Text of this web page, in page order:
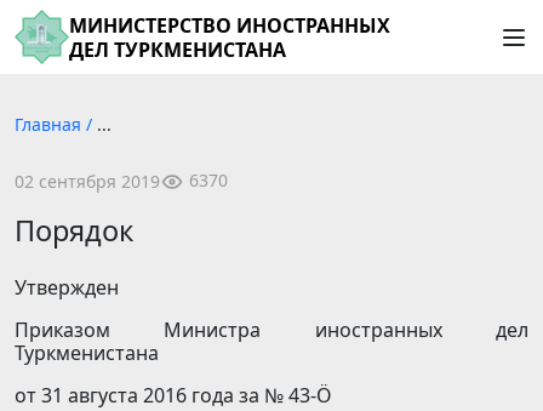
МИНИСТЕРСТВО ИНОСТРАННЫХ
ДЕЛ ТУРКМЕНИСТАНА
Главная / ...
02 сентября 2019 6370
Порядок
Утвержден
Приказом Министра иностранных дел
Туркменистана
от 31 августа 2016 года за № 43-Ö